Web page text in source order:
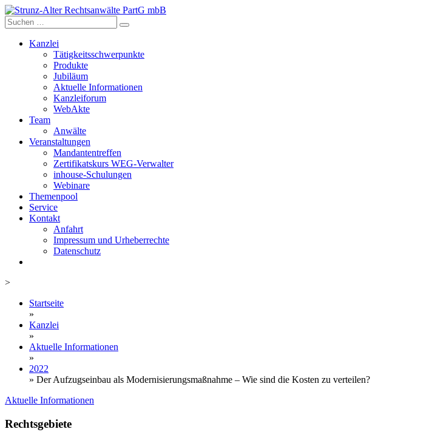
Skip
to
content
Kanzlei
Tätigkeitsschwerpunkte
Produkte
Jubiläum
Aktuelle Informationen
Kanzleiforum
WebAkte
Team
Anwälte
Veranstaltungen
Mandantentreffen
Zertifikatskurs WEG-Verwalter
inhouse-Schulungen
Webinare
Themenpool
Service
Kontakt
Anfahrt
Impressum und Urheberrechte
Datenschutz
>
Startseite
»
Kanzlei
»
Aktuelle Informationen
»
2022
» Der Aufzugseinbau als Modernisierungsmaßnahme – Wie sind die Kosten zu verteilen?
Aktuelle Informationen
Rechtsgebiete